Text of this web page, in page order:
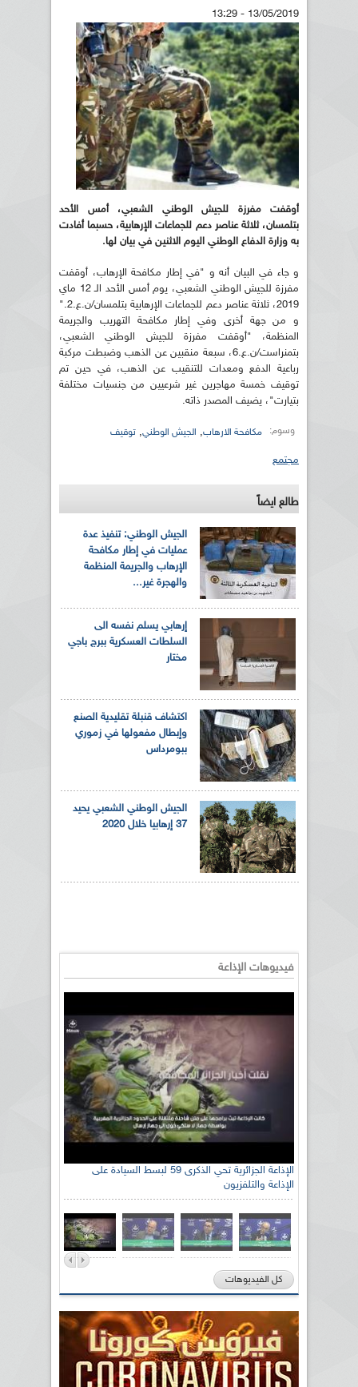
13/05/2019 - 13:29
أوقفت مفرزة للجيش الوطني الشعبي، أمس الأحد
بتلمسان، ثلاثة عناصر دعم للجماعات الإرهابية، حسبما أفادت
به وزارة الدفاع الوطني اليوم الاثنين في بيان لها.
و جاء في البيان أنه و "في إطار مكافحة الإرهاب، أوقفت
مفرزة للجيش الوطني الشعبي، يوم أمس الأحد الـ 12 ماي
2019، ثلاثة عناصر دعم للجماعات الإرهابية بتلمسان/ن.ع.2."
و من جهة أخرى وفي إطار مكافحة التهريب والجريمة
المنظمة، "أوقفت مفرزة للجيش الوطني الشعبي،
بتمنراست/ن.ع.6، سبعة منقبين عن الذهب وضبطت مركبة
رباعية الدفع ومعدات للتنقيب عن الذهب، في حين تم
توقيف خمسة مهاجرين غير شرعيين من جنسيات مختلفة
بتيارت"، يضيف المصدر ذاته.
وسوم: مكافحة الارهاب, الجيش الوطني, توقيف
مجتمع
طالع ايضاً
الجيش الوطني: تنفيذ عدة
عمليات في إطار مكافحة
الإرهاب والجريمة المنظمة
والهجرة غير...
إرهابي يسلم نفسه الى
السلطات العسكرية ببرج باجي
مختار
اكتشاف قنبلة تقليدية الصنع
وإبطال مفعولها في زموري
ببومرداس
الجيش الوطني الشعبي يحيد
37 إرهابيا خلال 2020
فيديوهات الإذاعة
الإذاعة الجزائرية تحي الذكرى 59 لبسط السيادة على
الإذاعة والتلفزيون
كل الفيديوهات